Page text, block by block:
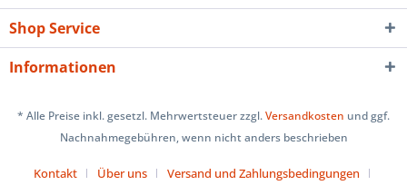
Shop Service
Informationen
* Alle Preise inkl. gesetzl. Mehrwertsteuer zzgl.Versandkosten und ggf.
Nachnahmegebühren, wenn nicht anders beschrieben
Kontakt Über uns
Versand und Zahlungsbedingungen